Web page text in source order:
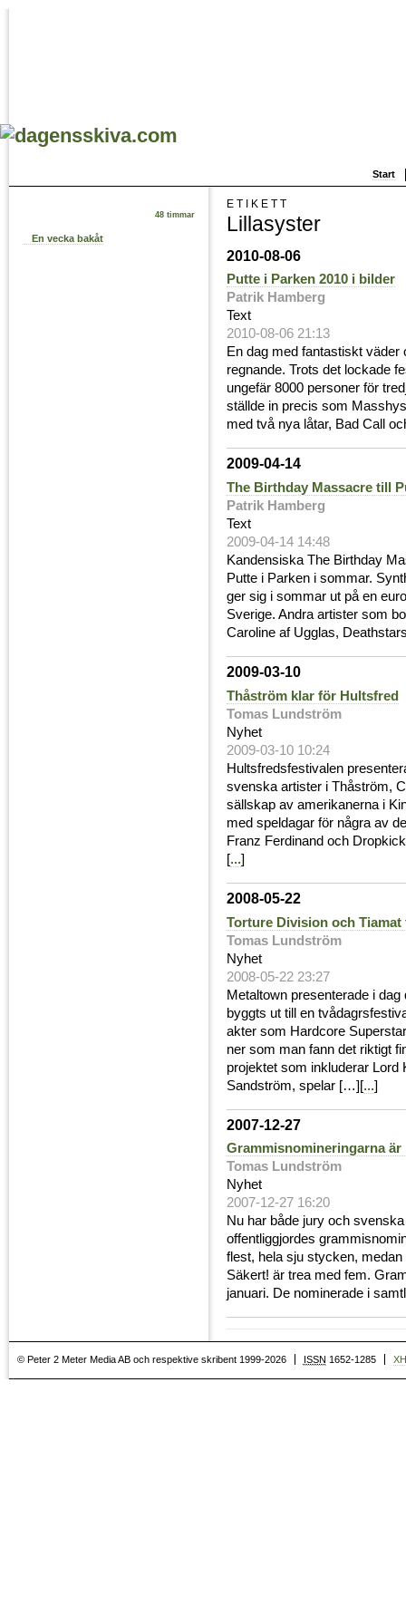
Start
48 timmar
En vecka bakåt
ETIKETT
Lillasyster
2010-08-06
Putte i Parken 2010 i bilder
Patrik Hamberg
Text
2010-08-06 21:13
En dag med fantastiskt
regnande. Trots det lockade
ungefär 8000 personer för
ställde in precis som
med två nya låtar, Bad Call
2009-04-14
The Birthday Massacre till
Patrik Hamberg
Text
2009-04-14 14:48
Kandensiska The Birthday
Putte i Parken i sommar.
ger sig i sommar ut på en
Sverige. Andra artister som
Caroline af Ugglas,
2009-03-10
Thåström klar för Hultsfred
Tomas Lundström
Nyhet
2009-03-10 10:24
Hultsfredsfestivalen
svenska artister i Thåström,
sällskap av amerikanerna i
med speldagar för några av
Franz Ferdinand och
[...]
2008-05-22
Torture Division och
Tomas Lundström
Nyhet
2008-05-22 23:27
Metaltown presenterade i
byggts ut till en
akter som Hardcore
ner som man fann det riktigt
projektet som inkluderar Lord
Sandström, spelar […][...]
2007-12-27
Grammisnomineringarna är
Tomas Lundström
Nyhet
2007-12-27 16:20
Nu har både jury och
offentliggjordes
flest, hela sju stycken,
Säkert! är trea med fem.
januari. De nominerade i
© Peter 2 Meter Media AB och respektive skribent 1999-2026 ISSN 1652-1285